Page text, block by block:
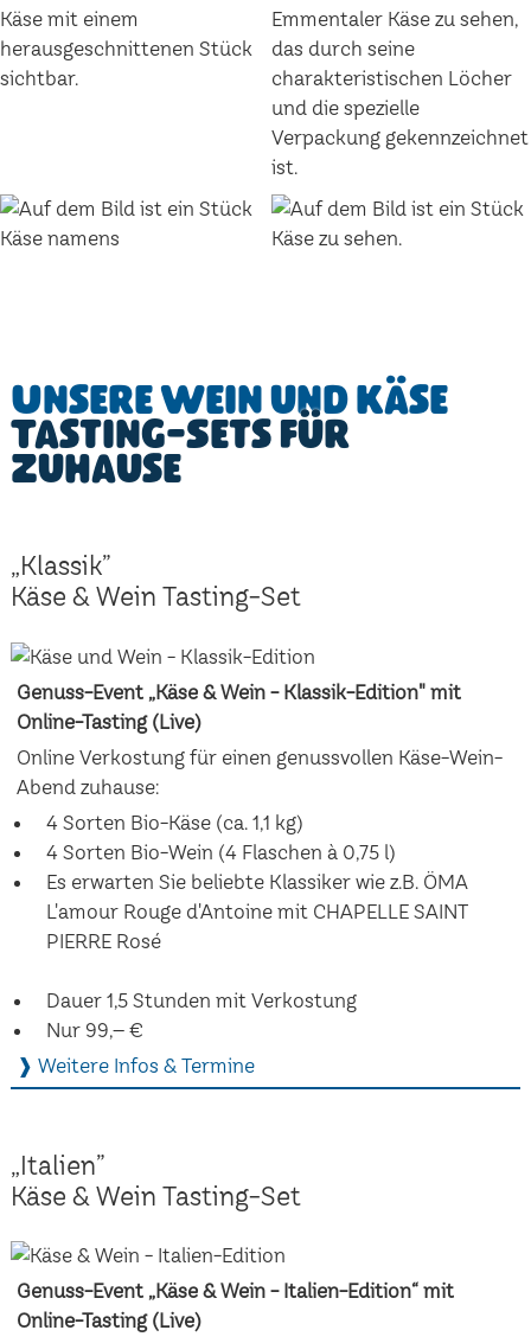
Unsere Wein und Käse
Tasting-Sets für
Zuhause
„Klassik”
Käse & Wein Tasting-Set
Genuss-Event „Käse & Wein - Klassik-Edition" mit
Online-Tasting (Live)
Online Verkostung für einen genussvollen Käse-Wein-
Abend zuhause:
4 Sorten Bio-Käse (ca. 1,1 kg)
4 Sorten Bio-Wein (4 Flaschen à 0,75 l)
Es erwarten Sie beliebte Klassiker wie z.B. ÖMA
L'amour Rouge d'Antoine mit CHAPELLE SAINT
PIERRE Rosé
Dauer 1,5 Stunden mit Verkostung
Nur 99,– €
❱ Weitere Infos & Termine
„Italien”
Käse & Wein Tasting-Set
Genuss-Event „Käse & Wein - Italien-Edition“ mit
Online-Tasting (Live)